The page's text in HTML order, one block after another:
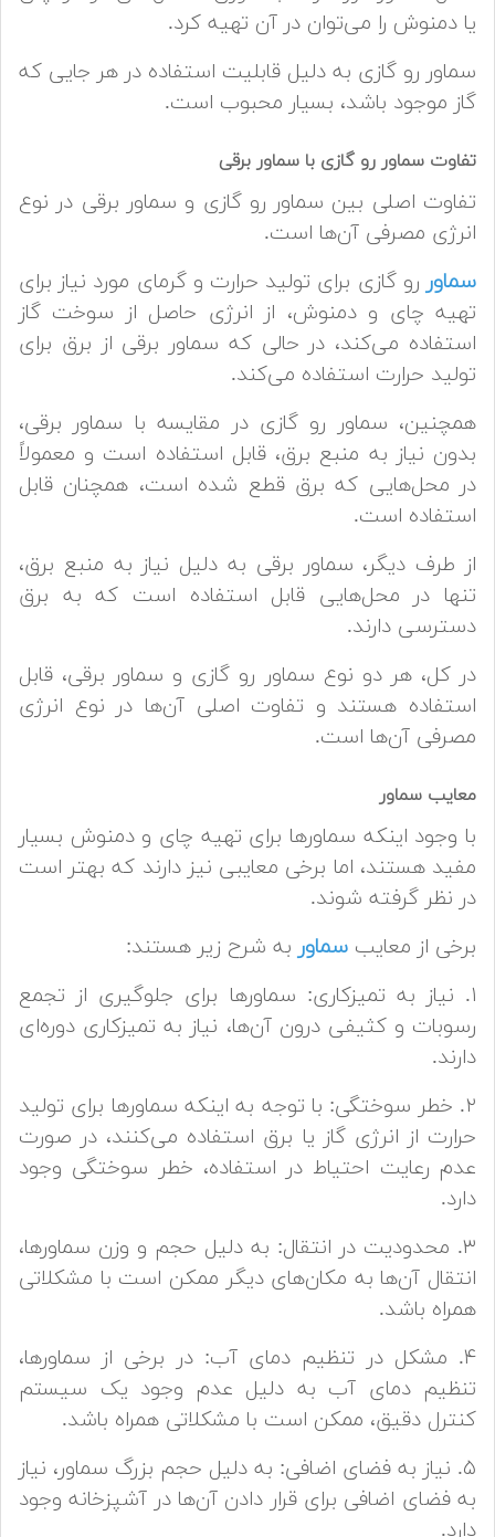
یا دمنوش را می‌توان در آن تهیه کرد.
سماور رو گازی به دلیل قابلیت استفاده در هر جایی که
گاز موجود باشد، بسیار محبوب است.
تفاوت سماور رو گازی با سماور برقی
تفاوت اصلی بین سماور رو گازی و سماور برقی در نوع
انرژی مصرفی آن‌ها است.
سماور رو گازی برای تولید حرارت و گرمای مورد نیاز برای
تهیه چای و دمنوش، از انرژی حاصل از سوخت گاز
استفاده می‌کند، در حالی که سماور برقی از برق برای
تولید حرارت استفاده می‌کند.
همچنین، سماور رو گازی در مقایسه با سماور برقی،
بدون نیاز به منبع برق، قابل استفاده است و معمولاً
در محل‌هایی که برق قطع شده است، همچنان قابل
استفاده است.
از طرف دیگر، سماور برقی به دلیل نیاز به منبع برق،
تنها در محل‌هایی قابل استفاده است که به برق
دسترسی دارند.
در کل، هر دو نوع سماور رو گازی و سماور برقی، قابل
استفاده هستند و تفاوت اصلی آن‌ها در نوع انرژی
مصرفی آن‌ها است.
معایب سماور
با وجود اینکه سماورها برای تهیه چای و دمنوش بسیار
مفید هستند، اما برخی معایبی نیز دارند که بهتر است
در نظر گرفته شوند.
برخی از معایب سماور به شرح زیر هستند:
۱. نیاز به تمیزکاری: سماورها برای جلوگیری از تجمع
رسوبات و کثیفی درون آن‌ها، نیاز به تمیزکاری دوره‌ای
دارند.
۲. خطر سوختگی: با توجه به اینکه سماورها برای تولید
حرارت از انرژی گاز یا برق استفاده می‌کنند، در صورت
عدم رعایت احتیاط در استفاده، خطر سوختگی وجود
دارد.
۳. محدودیت در انتقال: به دلیل حجم و وزن سماورها،
انتقال آن‌ها به مکان‌های دیگر ممکن است با مشکلاتی
همراه باشد.
۴. مشکل در تنظیم دمای آب: در برخی از سماورها،
تنظیم دمای آب به دلیل عدم وجود یک سیستم
کنترل دقیق، ممکن است با مشکلاتی همراه باشد.
۵. نیاز به فضای اضافی: به دلیل حجم بزرگ سماور، نیاز
به فضای اضافی برای قرار دادن آن‌ها در آشپزخانه وجود
دارد.